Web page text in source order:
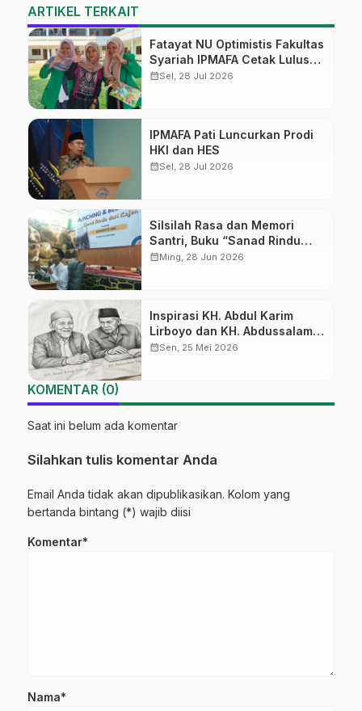
ARTIKEL TERKAIT
Fatayat NU Optimistis Fakultas
Syariah IPMAFA Cetak Lulusan
yang Dibutuhkan Masyarakat
calendar_monthSel, 28 Jul 2026
IPMAFA Pati Luncurkan Prodi
HKI dan HES
calendar_monthSel, 28 Jul 2026
Silsilah Rasa dan Memori
Santri, Buku “Sanad Rindu
dari Kajen” Resmi Diluncurkan
calendar_monthMing, 28 Jun 2026
Inspirasi KH. Abdul Karim
Lirboyo dan KH. Abdussalam
Kajen
calendar_monthSen, 25 Mei 2026
KOMENTAR (0)
Saat ini belum ada komentar
Silahkan tulis komentar Anda
Email Anda tidak akan dipublikasikan. Kolom yang
bertanda bintang (*) wajib diisi
Komentar*
Nama*